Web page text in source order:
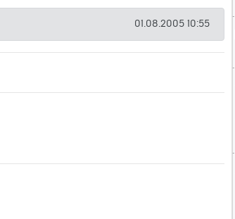
01.08.2005 10:55